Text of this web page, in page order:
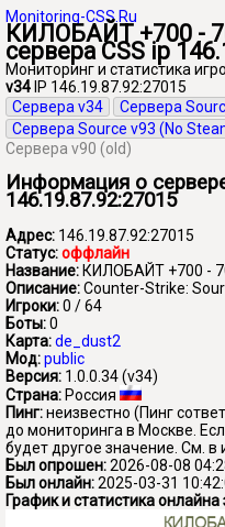
Monitoring-CSS.Ru
КИЛОБАЙТ +700 -
сервера CSS ip
Мониторинг и статистика
v34 IP 146.19.87.92:27015
Сервера v34
Сервера
Сервера Source v93 (No
Сервера v90 (old)
Информация о
146.19.87.92:27015
Адрес: 146.19.87.92:27015
Статус:оффлайн
Название: КИЛОБАЙТ +700 -
Описание:Counter-Strike:
Игроки:0 / 64
Боты:0
Карта:de_dust2
Мод:public
Версия: 1.0.0.34 (v34)
Страна: Россия
Пинг:неизвестно (Пинг
до мониторинга в Москве.
будет другое значение. См. в
Был опрошен:2026-08-08
Был онлайн:2025-03-31
График и статистика